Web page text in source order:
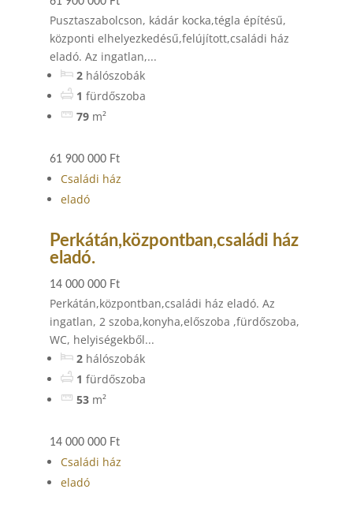
Pusztaszabolcson, kádár kocka,tégla építésű,
központi elhelyezkedésű,felújított,családi ház
eladó. Az ingatlan,...
2 hálószobák
1 fürdőszoba
79 m²
61 900 000 Ft
Családi ház
eladó
Perkátán,központban,családi ház
eladó.
14 000 000 Ft
Perkátán,központban,családi ház eladó. Az
ingatlan, 2 szoba,konyha,előszoba ,fürdőszoba,
WC, helyiségekből...
2 hálószobák
1 fürdőszoba
53 m²
14 000 000 Ft
Családi ház
eladó